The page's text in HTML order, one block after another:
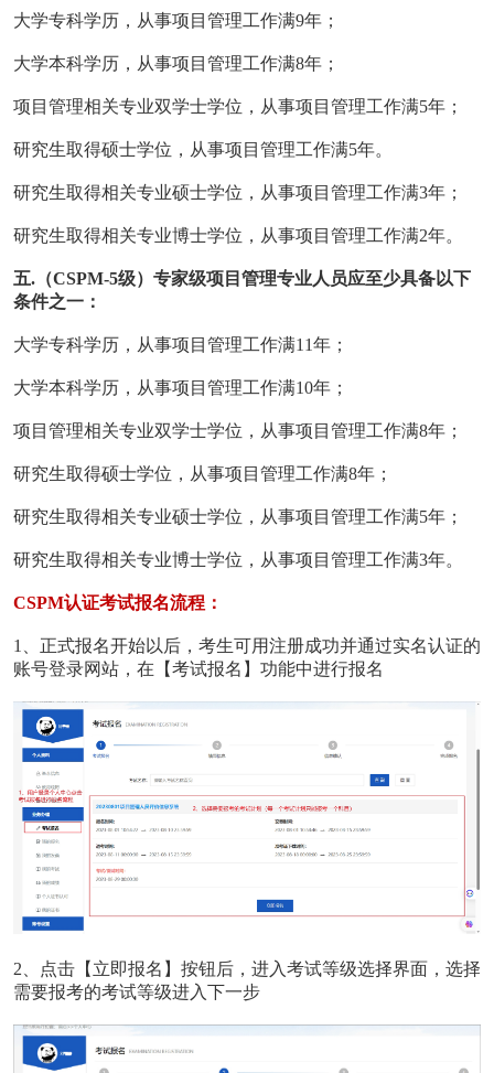
大学专科学历，从事项目管理工作满9年；
大学本科学历，从事项目管理工作满8年；
项目管理相关专业双学士学位，从事项目管理工作满5年；
研究生取得硕士学位，从事项目管理工作满5年。
研究生取得相关专业硕士学位，从事项目管理工作满3年；
研究生取得相关专业博士学位，从事项目管理工作满2年。
五.（CSPM-5级）专家级项目管理专业人员应至少具备以下
条件之一：
大学专科学历，从事项目管理工作满11年；
大学本科学历，从事项目管理工作满10年；
项目管理相关专业双学士学位，从事项目管理工作满8年；
研究生取得硕士学位，从事项目管理工作满8年；
研究生取得相关专业硕士学位，从事项目管理工作满5年；
研究生取得相关专业博士学位，从事项目管理工作满3年。
CSPM认证考试报名流程：
1、正式报名开始以后，考生可用注册成功并通过实名认证的
账号登录网站，在【考试报名】功能中进行报名
2、点击【立即报名】按钮后，进入考试等级选择界面，选择
需要报考的考试等级进入下一步